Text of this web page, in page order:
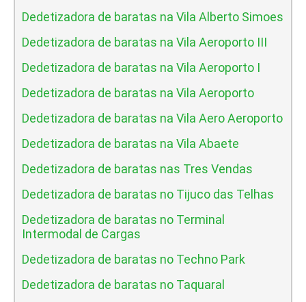
Dedetizadora de baratas na Vila Alberto Simoes
Dedetizadora de baratas na Vila Aeroporto III
Dedetizadora de baratas na Vila Aeroporto I
Dedetizadora de baratas na Vila Aeroporto
Dedetizadora de baratas na Vila Aero Aeroporto
Dedetizadora de baratas na Vila Abaete
Dedetizadora de baratas nas Tres Vendas
Dedetizadora de baratas no Tijuco das Telhas
Dedetizadora de baratas no Terminal
Intermodal de Cargas
Dedetizadora de baratas no Techno Park
Dedetizadora de baratas no Taquaral